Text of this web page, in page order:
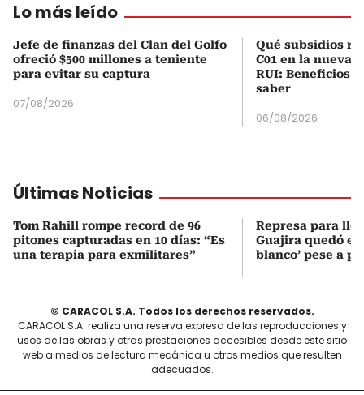
Lo más leído
Jefe de finanzas del Clan del Golfo
ofreció $500 millones a teniente
para evitar su captura
07/08/2026
Qué subsidios
C01 en la nueva
RUI: Beneficios
saber
06/08/2026
Últimas Noticias
Tom Rahill rompe record de 96
pitones capturadas en 10 días: “Es
una terapia para exmilitares”
Represa para
Guajira quedó en
blanco’ pese a
© CARACOL S.A. Todos los derechos reservados.
CARACOL S.A. realiza una reserva expresa de las reproducciones y
usos de las obras y otras prestaciones accesibles desde este sitio
web a medios de lectura mecánica u otros medios que resulten
adecuados.